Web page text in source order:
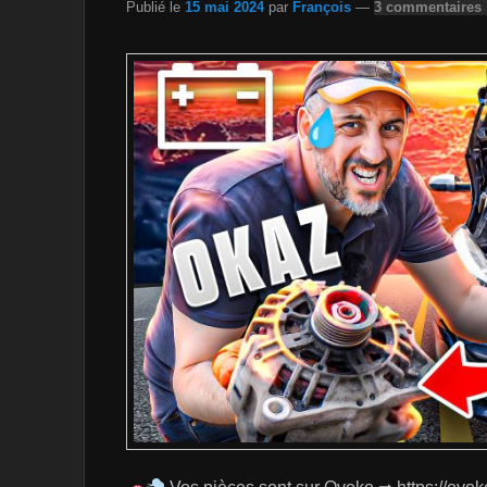
Publié le 15 mai 2024 par François — 3 commentaires